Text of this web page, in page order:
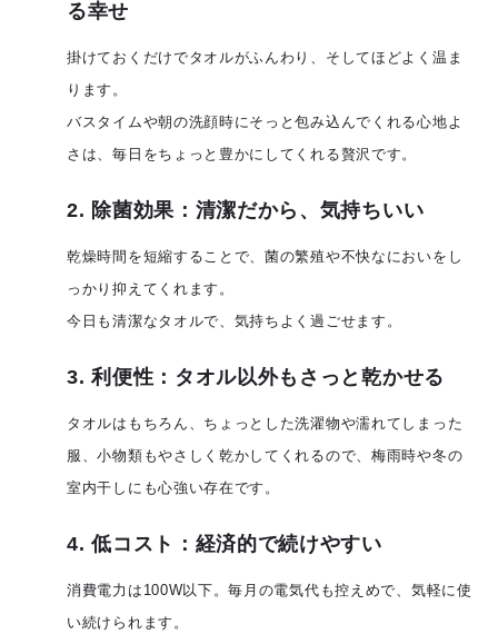
る幸せ
掛けておくだけでタオルがふんわり、そしてほどよく温ま
ります。
バスタイムや朝の洗顔時にそっと包み込んでくれる心地よ
さは、毎日をちょっと豊かにしてくれる贅沢です。
2. 除菌効果：清潔だから、気持ちいい
乾燥時間を短縮することで、菌の繁殖や不快なにおいをし
っかり抑えてくれます。
今日も清潔なタオルで、気持ちよく過ごせます。
3. 利便性：タオル以外もさっと乾かせる
タオルはもちろん、ちょっとした洗濯物や濡れてしまった
服、小物類もやさしく乾かしてくれるので、梅雨時や冬の
室内干しにも心強い存在です。
4. 低コスト：経済的で続けやすい
消費電力は100W以下。毎月の電気代も控えめで、気軽に使
い続けられます。